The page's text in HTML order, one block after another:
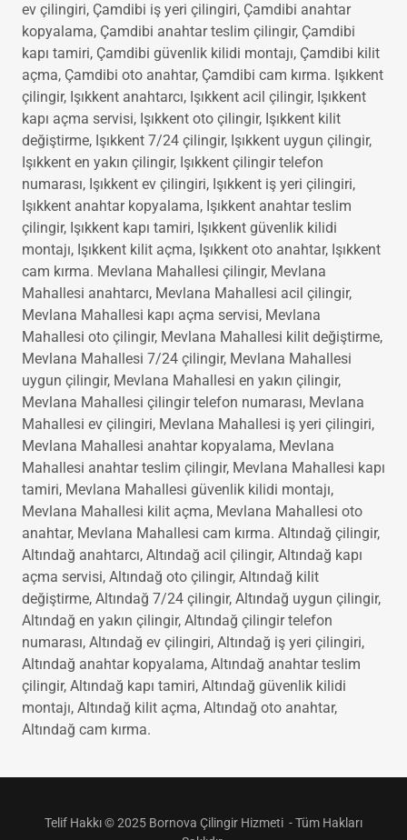
yakın çilingir, Çamdibi çilingir telefon numarası, Çamdibi
ev çilingiri, Çamdibi iş yeri çilingiri, Çamdibi anahtar
kopyalama, Çamdibi anahtar teslim çilingir, Çamdibi
kapı tamiri, Çamdibi güvenlik kilidi montajı, Çamdibi kilit
açma, Çamdibi oto anahtar, Çamdibi cam kırma. Işıkkent
çilingir, Işıkkent anahtarcı, Işıkkent acil çilingir, Işıkkent
kapı açma servisi, Işıkkent oto çilingir, Işıkkent kilit
değiştirme, Işıkkent 7/24 çilingir, Işıkkent uygun çilingir,
Işıkkent en yakın çilingir, Işıkkent çilingir telefon
numarası, Işıkkent ev çilingiri, Işıkkent iş yeri çilingiri,
Işıkkent anahtar kopyalama, Işıkkent anahtar teslim
çilingir, Işıkkent kapı tamiri, Işıkkent güvenlik kilidi
montajı, Işıkkent kilit açma, Işıkkent oto anahtar, Işıkkent
cam kırma. Mevlana Mahallesi çilingir, Mevlana
Mahallesi anahtarcı, Mevlana Mahallesi acil çilingir,
Mevlana Mahallesi kapı açma servisi, Mevlana
Mahallesi oto çilingir, Mevlana Mahallesi kilit değiştirme,
Mevlana Mahallesi 7/24 çilingir, Mevlana Mahallesi
uygun çilingir, Mevlana Mahallesi en yakın çilingir,
Mevlana Mahallesi çilingir telefon numarası, Mevlana
Mahallesi ev çilingiri, Mevlana Mahallesi iş yeri çilingiri,
Mevlana Mahallesi anahtar kopyalama, Mevlana
Mahallesi anahtar teslim çilingir, Mevlana Mahallesi kapı
tamiri, Mevlana Mahallesi güvenlik kilidi montajı,
Mevlana Mahallesi kilit açma, Mevlana Mahallesi oto
anahtar, Mevlana Mahallesi cam kırma. Altındağ çilingir,
Altındağ anahtarcı, Altındağ acil çilingir, Altındağ kapı
açma servisi, Altındağ oto çilingir, Altındağ kilit
değiştirme, Altındağ 7/24 çilingir, Altındağ uygun çilingir,
Altındağ en yakın çilingir, Altındağ çilingir telefon
numarası, Altındağ ev çilingiri, Altındağ iş yeri çilingiri,
Altındağ anahtar kopyalama, Altındağ anahtar teslim
çilingir, Altındağ kapı tamiri, Altındağ güvenlik kilidi
montajı, Altındağ kilit açma, Altındağ oto anahtar,